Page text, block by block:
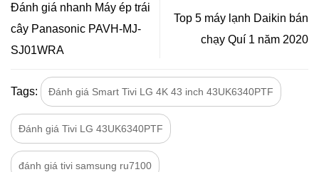
Đánh giá nhanh Máy ép trái
cây Panasonic PAVH-MJ-
SJ01WRA
Top 5 máy lạnh Daikin bán
chạy Quí 1 năm 2020
Tags: Đánh giá Smart Tivi LG 4K 43 inch 43UK6340PTF
Đánh giá Tivi LG 43UK6340PTF
đánh giá tivi samsung ru7100